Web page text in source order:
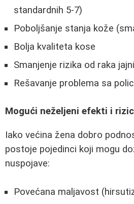
standardnih 5-7)
Poboljšanje stanja kože
Bolja kvaliteta kose
Smanjenje rizika od raka
Rešavanje problema sa
Mogući neželjeni efekti i
Iako većina žena dobro
postoje pojedinci koji mogu
nuspojave:
Povećana maljavost